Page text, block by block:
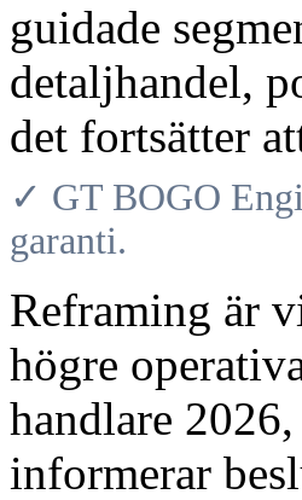
guidade
detaljhandel,
det fortsätter
✓ GT BOGO
garanti.
Reframing är
högre
handlare
informerar